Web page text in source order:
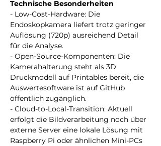
Technische Besonderheiten
- Low-Cost-Hardware: Die
Endoskopkamera liefert trotz geringer
Auflösung (720p) ausreichend Detail
für die Analyse.
- Open-Source-Komponenten: Die
Kamerahalterung steht als 3D
Druckmodell auf Printables bereit, die
Auswertesoftware ist auf GitHub
öffentlich zugänglich.
- Cloud-to-Local-Transition: Aktuell
erfolgt die Bildverarbeitung noch über
externe Server eine lokale Lösung mit
Raspberry Pi oder ähnlichen Mini-PCs